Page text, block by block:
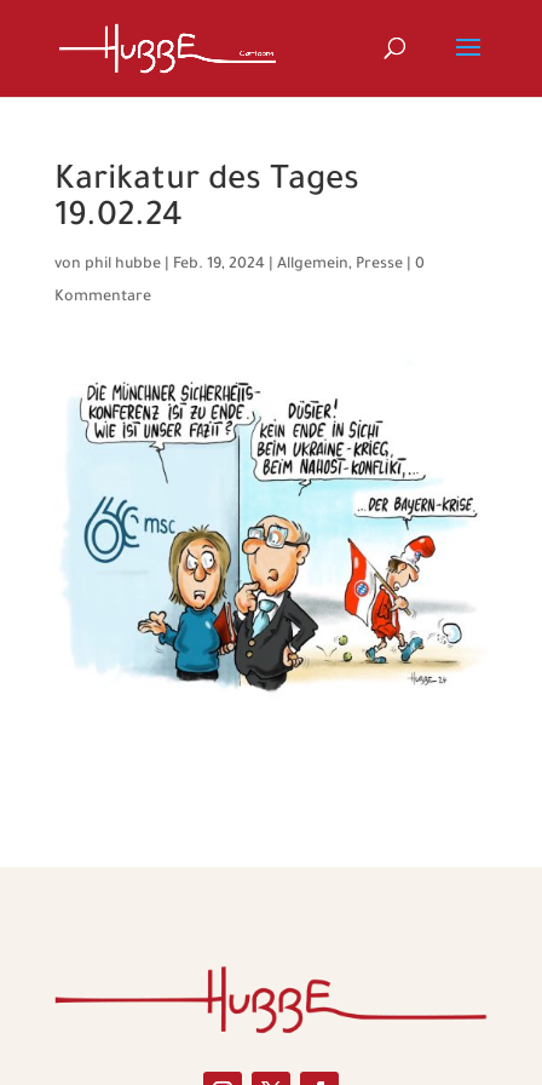
Karikatur des Tages
19.02.24
von phil hubbe| Feb. 19, 2024| Allgemein, Presse| 0
Kommentare